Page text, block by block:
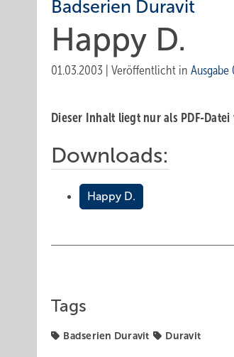
Badserien Duravit
Happy D.
01.03.2003 Veröffentlicht in
Dieser Inhalt liegt nur als PDF-
Downloads:
Happy D.
Tags
Badserien Duravit Duravit